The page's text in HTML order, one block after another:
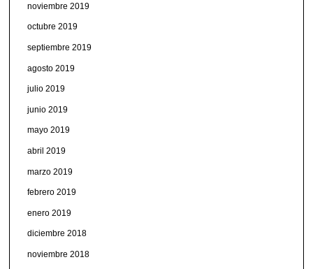
noviembre 2019
octubre 2019
septiembre 2019
agosto 2019
julio 2019
junio 2019
mayo 2019
abril 2019
marzo 2019
febrero 2019
enero 2019
diciembre 2018
noviembre 2018